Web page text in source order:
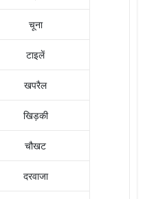
चूना
टाइलें
खपरैल
खिड़की
चौखट
दरवाजा